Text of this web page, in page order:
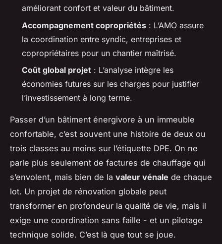
améliorant confort et valeur du bâtiment.
Accompagnement copropriétés : L’AMO assure
la coordination entre syndic, entreprises et
copropriétaires pour un chantier maîtrisé.
Coût global projet : L’analyse intègre les
économies futures sur les charges pour justifier
l’investissement à long terme.
Passer d’un bâtiment énergivore à un immeuble
confortable, c’est souvent une histoire de deux ou
trois classes au moins sur l’étiquette DPE. On ne
parle plus seulement de factures de chauffage qui
s’envolent, mais bien de la valeur vénale de chaque
lot. Un projet de rénovation globale peut
transformer en profondeur la qualité de vie, mais il
exige une coordination sans faille - et un pilotage
technique solide. C’est là que tout se joue.